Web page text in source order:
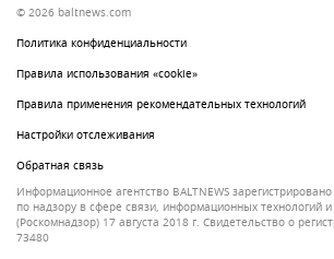
© 2026 baltnews.com
Политика конфиденциальности
Правила использования «cookie»
Правила применения рекомендательных технологий
Настройки отслеживания
Обратная связь
Информационное агентство BALTNEWS
по надзору в сфере связи, информационных технологий
(Роскомнадзор) 17 августа 2018 г. Свидетельство о
73480